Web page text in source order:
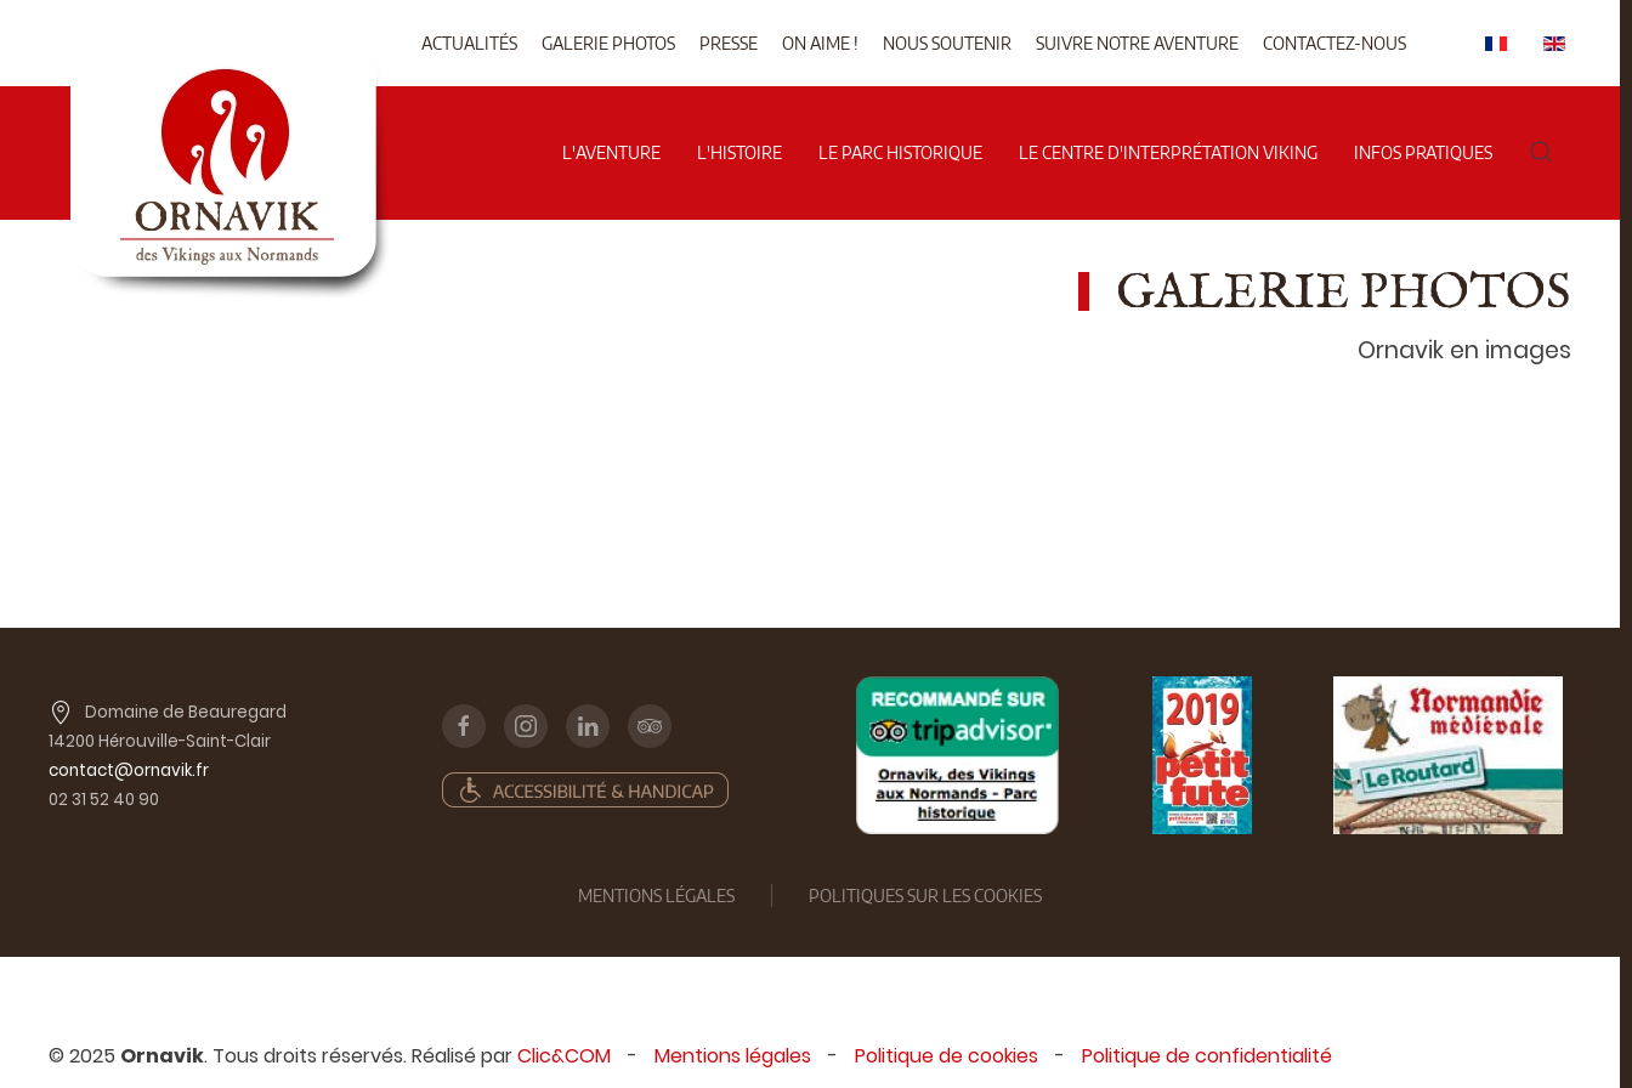
ACTUALITÉS GALERIE PHOTOS PRESSE ON AIME ! NOUS SOUTENIR SUIVRE NOTRE AVENTURE CONTACTEZ-NOUS
L'AVENTURE L'HISTOIRE LE PARC HISTORIQUE LE CENTRE D'INTERPRÉTATION VIKING INFOS PRATIQUES
GALERIE PHOTOS
Ornavik en images
Domaine de Beauregard
14200 Hérouville-Saint-Clair
contact@ornavik.fr
02 31 52 40 90
MENTIONS LÉGALES POLITIQUES SUR LES COOKIES
© 2025 Ornavik. Tous droits réservés. Réalisé parClic&COM - Mentions légales - Politique de cookies - Politique de confidentialité